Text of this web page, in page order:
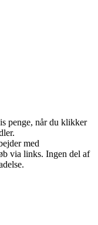
penge, når du klikker
med
via links. Ingen del af